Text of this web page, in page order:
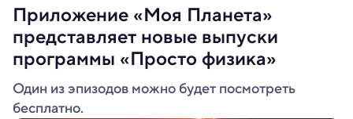
Приложение «Моя Планета»
представляет новые выпуски
программы «Просто физика»
Один из эпизодов можно будет посмотреть
бесплатно.